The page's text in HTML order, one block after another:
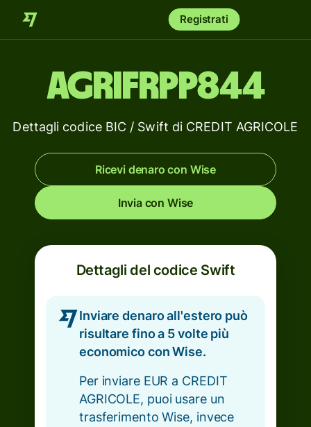
Registrati
AGRIFRPP844
Dettagli codice BIC / Swift di CREDIT AGRICOLE
Ricevi denaro con Wise
Invia con Wise
Dettagli del codice Swift
Inviare denaro all'estero può
risultare fino a 5 volte più
economico con Wise.
Per inviare EUR a CREDIT
AGRICOLE, puoi usare un
trasferimento Wise, invece